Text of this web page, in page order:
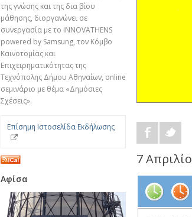
της γνώσης και της δια βίου
μάθησης, διοργανώνει σε
συνεργασία με το INNOVATHENS
powered by Samsung, τον Κόμβο
Καινοτομίας και
Επιχειρηματικότητας της
Τεχνόπολης Δήμου Αθηναίων, online
σεμινάριο με θέμα «Δημόσιες
Σχέσεις».
Επίσημη Ιστοσελίδα Εκδήλωσης
Αφίσα
7